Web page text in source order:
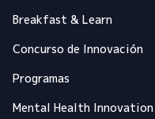
Breakfast & Learn
Concurso de Innovación
Programas
Mental Health Innovation